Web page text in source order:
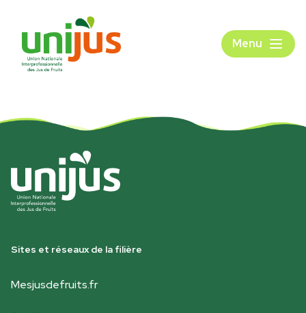
Menu
Sites et réseaux de la filière
Mesjusdefruits.fr